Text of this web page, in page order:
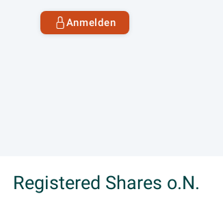
Anmelden
Registered Shares o.N.